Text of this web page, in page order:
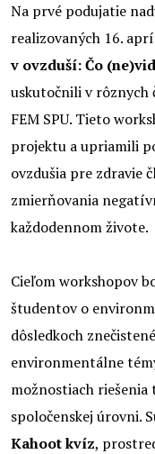
Na prvé podujatie
realizovaných 16.
v ovzduší: Čo
uskutočnili v rôznych
FEM SPU. Tieto
projektu a upriamili
ovzdušia pre zdravie
zmierňovania
každodennom živote.
Cieľom workshopov
študentov o
dôsledkoch
environmentálne
možnostiach
spoločenskej úrovni.
Kahoot kvíz,